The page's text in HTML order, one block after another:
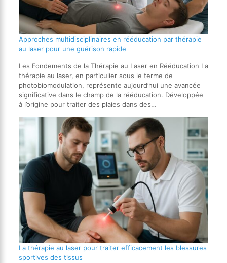
Approches multidisciplinaires en rééducation par thérapie
au laser pour une guérison rapide
Les Fondements de la Thérapie au Laser en Rééducation La
thérapie au laser, en particulier sous le terme de
photobiomodulation, représente aujourd’hui une avancée
significative dans le champ de la rééducation. Développée
à l’origine pour traiter des plaies dans des…
La thérapie au laser pour traiter efficacement les blessures
sportives des tissus